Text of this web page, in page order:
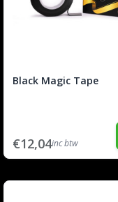
Black Magic Tape
€12,04inc btw